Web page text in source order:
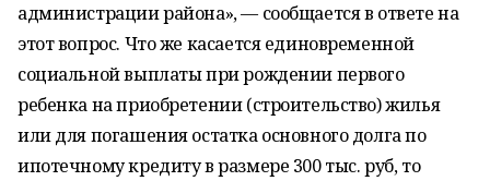
администрации района», — сообщается в ответе на
этот вопрос. Что же касается единовременной
социальной выплаты при рождении первого
ребенка на приобретении (строительство) жилья
или для погашения остатка основного долга по
ипотечному кредиту в размере 300 тыс. руб, то